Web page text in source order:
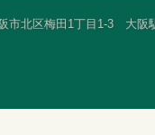
市北区梅田1丁目1-3 大阪